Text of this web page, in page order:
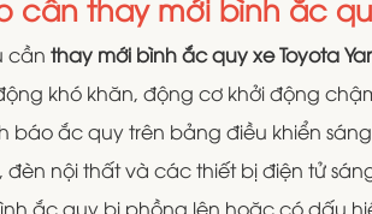
cần thay mới bình ắc
cần thay mới bình ắc quy xe Toyota
khó khăn, động cơ khởi động
báo ắc quy trên bảng điều khiển
nội thất và các thiết bị điện tử
ắc quy bị phồng lên hoặc có dấu